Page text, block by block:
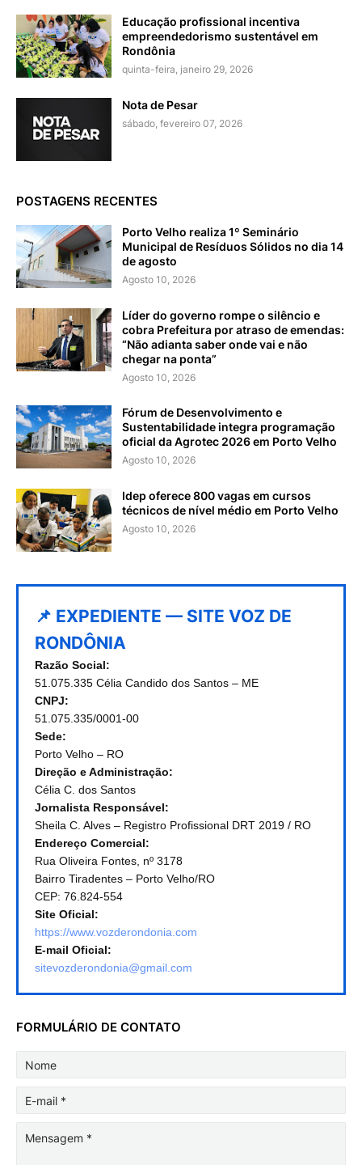
Educação profissional incentiva
empreendedorismo sustentável em
Rondônia
quinta-feira, janeiro 29, 2026
Nota de Pesar
sábado, fevereiro 07, 2026
POSTAGENS RECENTES
Porto Velho realiza 1º Seminário
Municipal de Resíduos Sólidos no dia 14
de agosto
Agosto 10, 2026
Líder do governo rompe o silêncio e
cobra Prefeitura por atraso de emendas:
“Não adianta saber onde vai e não
chegar na ponta”
Agosto 10, 2026
Fórum de Desenvolvimento e
Sustentabilidade integra programação
oficial da Agrotec 2026 em Porto Velho
Agosto 10, 2026
Idep oferece 800 vagas em cursos
técnicos de nível médio em Porto Velho
Agosto 10, 2026
📌 EXPEDIENTE — SITE VOZ DE
RONDÔNIA
Razão Social:
51.075.335 Célia Candido dos Santos – ME
CNPJ:
51.075.335/0001-00
Sede:
Porto Velho – RO
Direção e Administração:
Célia C. dos Santos
Jornalista Responsável:
Sheila C. Alves – Registro Profissional DRT 2019 / RO
Endereço Comercial:
Rua Oliveira Fontes, nº 3178
Bairro Tiradentes – Porto Velho/RO
CEP: 76.824-554
Site Oficial:
https://www.vozderondonia.com
E-mail Oficial:
sitevozderondonia@gmail.com
FORMULÁRIO DE CONTATO